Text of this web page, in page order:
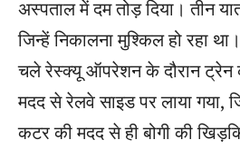
अस्पताल में दम तोड़ दिया। तीन
जिन्हें निकालना मुश्किल हो रहा
चले रेस्क्यू ऑपरेशन के दौरान ट्रेन
मदद से रेलवे साइड पर लाया
कटर की मदद से ही बोगी की